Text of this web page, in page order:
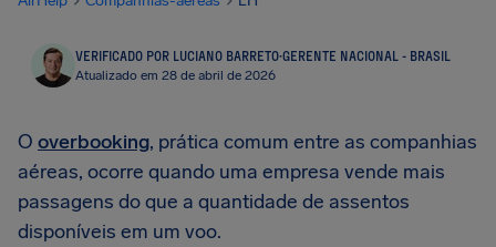
VERIFICADO POR LUCIANO BARRETO·GERENTE NACIONAL - BRASIL
Atualizado em 28 de abril de 2026
O overbooking, prática comum entre as companhias
aéreas, ocorre quando uma empresa vende mais
passagens do que a quantidade de assentos
disponíveis em um voo.